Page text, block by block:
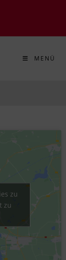
MENÜ
zu
zu